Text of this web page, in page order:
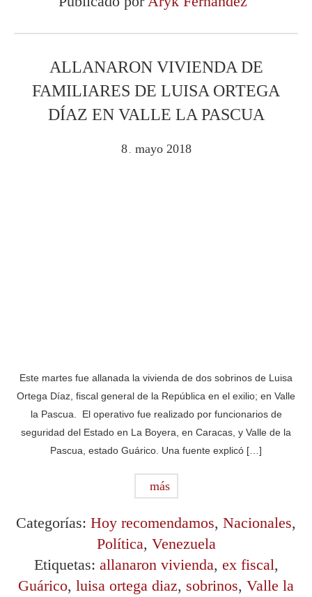
ALLANARON VIVIENDA DE
FAMILIARES DE LUISA ORTEGA
DÍAZ EN VALLE LA PASCUA
8 mayo 2018
Este martes fue allanada la vivienda de dos sobrinos de Luisa
Ortega Díaz, fiscal general de la República en el exilio; en Valle
la Pascua. El operativo fue realizado por funcionarios de
seguridad del Estado en La Boyera, en Caracas, y Valle de la
Pascua, estado Guárico. Una fuente explicó […]
más
Categorías: Hoy recomendamos, Nacionales,
Política, Venezuela
Etiquetas: allanaron vivienda, ex fiscal,
Guárico, luisa ortega diaz, sobrinos, Valle la